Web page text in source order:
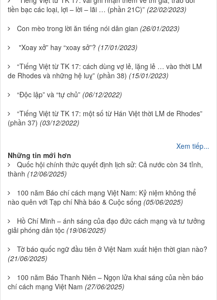
tiền bạc các loại, lợi – lời – lãi … (phần 21C)” (22/02/2023)
Con mèo trong lời ăn tiếng nói dân gian (26/01/2023)
"Xoay xở” hay “xoay sở”? (17/01/2023)
“Tiếng Việt từ TK 17: cách dùng vợ lẻ, lặng lẻ … vào thời LM
de Rhodes và những hệ luỵ” (phần 38) (15/01/2023)
“Độc lập” và “tự chủ” (06/12/2022)
“Tiếng Việt từ TK 17: một số từ Hán Việt thời LM de Rhodes”
(phần 37) (03/12/2022)
Xem tiếp...
Những tin mới hơn
Quốc hội chính thức quyết định lịch sử: Cả nước còn 34 tỉnh,
thành (12/06/2025)
100 năm Báo chí cách mạng Việt Nam: Kỷ niệm không thể
nào quên với Tạp chí Nhà báo & Cuộc sống (05/06/2025)
Hồ Chí Minh – ánh sáng của đạo đức cách mạng và tư tưởng
giải phóng dân tộc (19/06/2025)
Tờ báo quốc ngữ đầu tiên ở Việt Nam xuất hiện thời gian nào?
(21/06/2025)
100 năm Báo Thanh Niên – Ngọn lửa khai sáng của nền báo
chí cách mạng Việt Nam (27/06/2025)